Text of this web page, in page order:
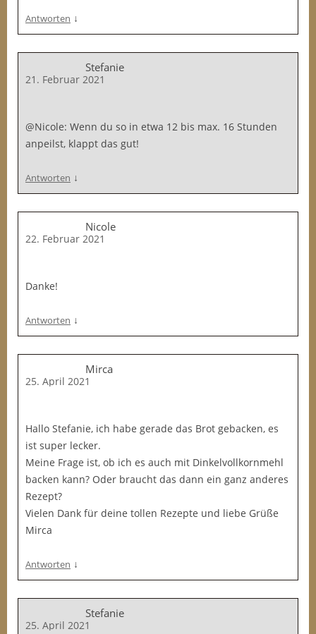
Antworten ↓
Stefanie
21. Februar 2021
@Nicole: Wenn du so in etwa 12 bis max. 16 Stunden
anpeilst, klappt das gut!
Antworten ↓
Nicole
22. Februar 2021
Danke!
Antworten ↓
Mirca
25. April 2021
Hallo Stefanie, ich habe gerade das Brot gebacken, es
ist super lecker.
Meine Frage ist, ob ich es auch mit Dinkelvollkornmehl
backen kann? Oder braucht das dann ein ganz anderes
Rezept?
Vielen Dank für deine tollen Rezepte und liebe Grüße
Mirca
Antworten ↓
Stefanie
25. April 2021